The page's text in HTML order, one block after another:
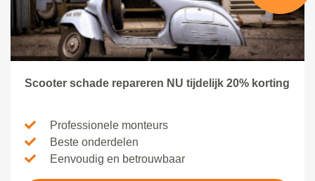
Scooter schade repareren NU tijdelijk 20% korting
Professionele monteurs
Beste onderdelen
Eenvoudig en betrouwbaar